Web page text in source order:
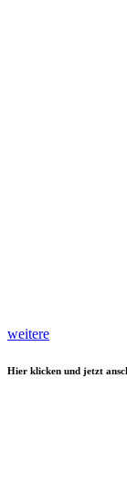
weitere
Hier klicken und jetzt